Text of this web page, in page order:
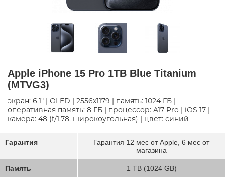
Apple iPhone 15 Pro 1TB Blue Titanium
(MTVG3)
экран: 6,1" | OLED | 2556x1179 | память: 1024 ГБ |
оперативная память: 8 ГБ | процессор: A17 Pro | iOS 17 |
камера: 48 (f/1.78, широкоугольная) | цвет: синий
Гарантия
Гарантия 12 мес от Apple, 6 мес от
магазина
Память 1 TB (1024 GB)